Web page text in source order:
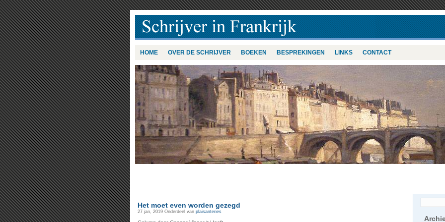
HOME OVER DE SCHRIJVER BOEKEN BESPREKINGEN LINKS CONTACT
Het moet even worden gezegd
27 jan, 2019 Onderdeel van plaisanteries